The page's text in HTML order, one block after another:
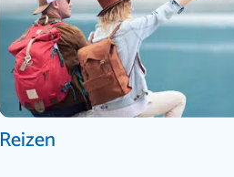
Reizen